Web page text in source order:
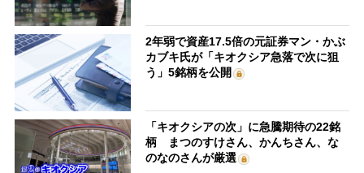
2年弱で資産17.5倍の元証券マン・かぶ
カブキ氏が「キオクシア急落で次に狙
う」5銘柄を公開
「キオクシアの次」に急騰期待の22銘
柄 まつのすけさん、かんちさん、な
のなのさんが厳選